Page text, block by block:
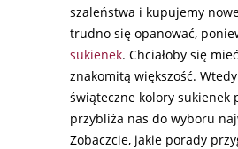
szaleństwa i kupujemy
trudno się opanować,
sukienek. Chciałoby się
znakomitą większość.
świąteczne kolory sukienek
przybliża nas do wyboru
Zobaczcie, jakie porady